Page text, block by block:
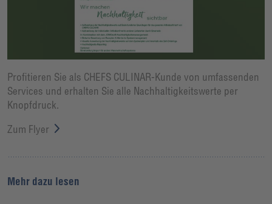
Profitieren Sie als CHEFS CULINAR-Kunde von umfassenden
Services und erhalten Sie alle Nachhaltigkeitswerte per
Knopfdruck.
Zum Flyer
Mehr dazu lesen